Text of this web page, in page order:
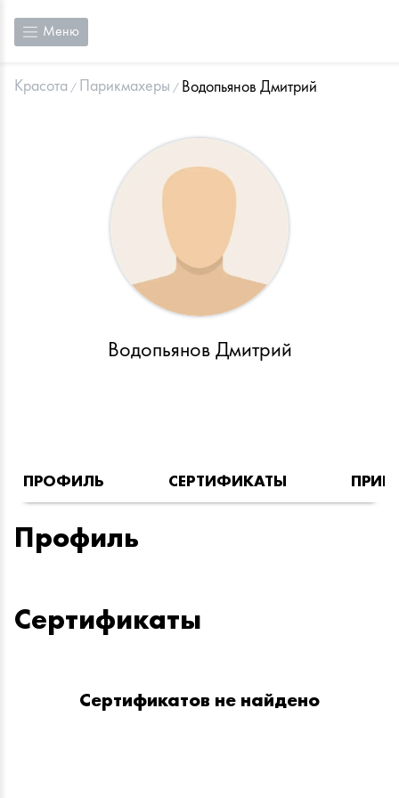
Меню
Красота Парикмахеры Водопьянов Дмитрий
Водопьянов Дмитрий
ПРОФИЛЬ СЕРТИФИКАТЫ
Профиль
Сертификаты
Сертификатов не найдено